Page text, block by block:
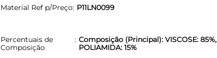
Material Ref p/Preço P11LN0099
Percentuais de
Composição
Composição (Principal): VISCOSE: 85%,
POLIAMIDA: 15%